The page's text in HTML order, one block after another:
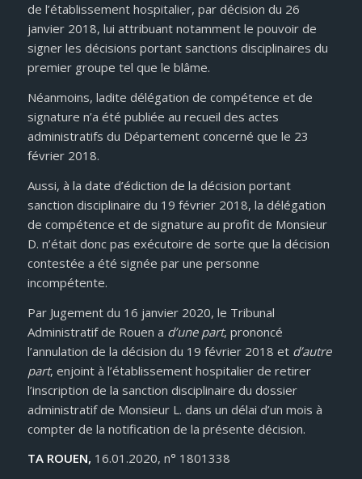
de l’établissement hospitalier, par décision du 26
janvier 2018, lui attribuant notamment le pouvoir de
signer les décisions portant sanctions disciplinaires du
premier groupe tel que le blâme.
Néanmoins, ladite délégation de compétence et de
signature n’a été publiée au recueil des actes
administratifs du Département concerné que le 23
février 2018.
Aussi, à la date d’édiction de la décision portant
sanction disciplinaire du 19 février 2018, la délégation
de compétence et de signature au profit de Monsieur
D. n’était donc pas exécutoire de sorte que la décision
contestée a été signée par une personne
incompétente.
Par Jugement du 16 janvier 2020, le Tribunal
Administratif de Rouen a d’une part, prononcé
l’annulation de la décision du 19 février 2018 et d’autre
part, enjoint à l’établissement hospitalier de retirer
l’inscription de la sanction disciplinaire du dossier
administratif de Monsieur L. dans un délai d’un mois à
compter de la notification de la présente décision.
TA ROUEN, 16.01.2020, n° 1801338